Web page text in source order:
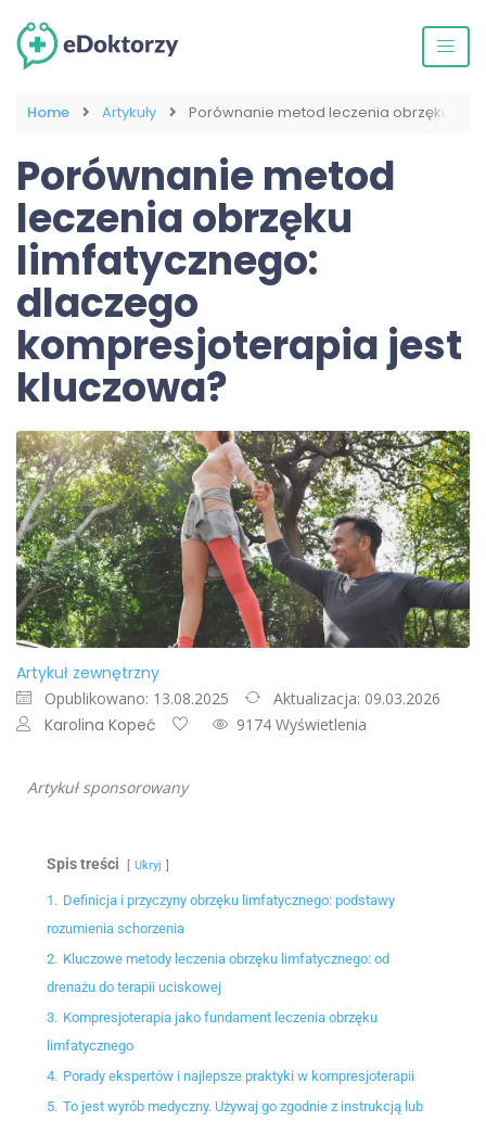
Home Artykuły Porównanie metod leczenia obrzęku
Porównanie metod
leczenia obrzęku
limfatycznego:
dlaczego
kompresjoterapia jest
kluczowa?
Artykuł zewnętrzny
Opublikowano: 13.08.2025 Aktualizacja: 09.03.2026
Karolina Kopeć 9174 Wyświetlenia
Artykuł sponsorowany
Spis treści Ukryj
1. Definicja i przyczyny obrzęku limfatycznego: podstawy
rozumienia schorzenia
2. Kluczowe metody leczenia obrzęku limfatycznego: od
drenażu do terapii uciskowej
3. Kompresjoterapia jako fundament leczenia obrzęku
limfatycznego
4. Porady ekspertów i najlepsze praktyki w kompresjoterapii
5. To jest wyrób medyczny. Używaj go zgodnie z instrukcją lub